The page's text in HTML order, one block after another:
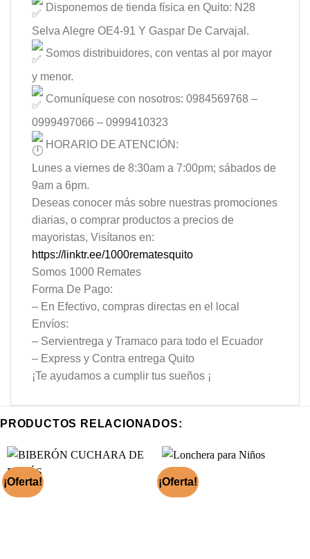
Disponemos de tienda física en Quito: N28
Selva Alegre OE4-91 Y Gaspar De Carvajal.
Somos distribuidores, con ventas al por mayor
y menor.
Comuníquese con nosotros: 0984569768 –
0999497066 – 0999410323
HORARIO DE ATENCIÓN:
Lunes a viernes de 8:30am a 7:00pm; sábados de
9am a 6pm.
Deseas conocer más sobre nuestras promociones
diarias, o comprar productos a precios de
mayoristas, Visítanos en:
https://linktr.ee/1000rematesquito
Somos 1000 Remates
Forma De Pago:
– En Efectivo, compras directas en el local
Envíos:
– Servientrega y Tramaco para todo el Ecuador
– Express y Contra entrega Quito
¡Te ayudamos a cumplir tus sueños ¡
PRODUCTOS RELACIONADOS:
¡Oferta! ¡Oferta!